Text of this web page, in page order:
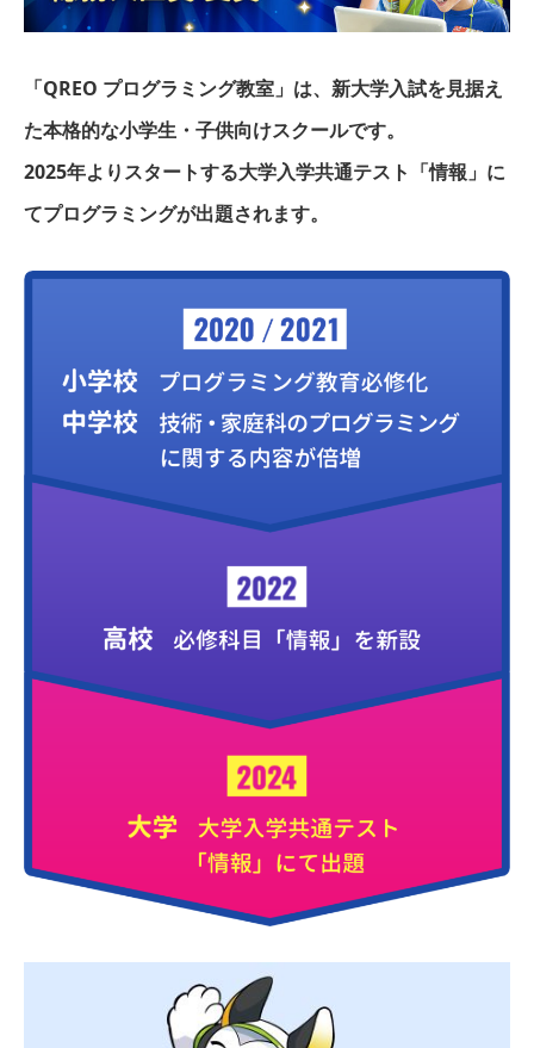
「QREO プログラミング教室」は、新大学入試を見据え
た本格的な小学生・子供向けスクールです。
2025年よりスタートする大学入学共通テスト「情報」に
てプログラミングが出題されます。